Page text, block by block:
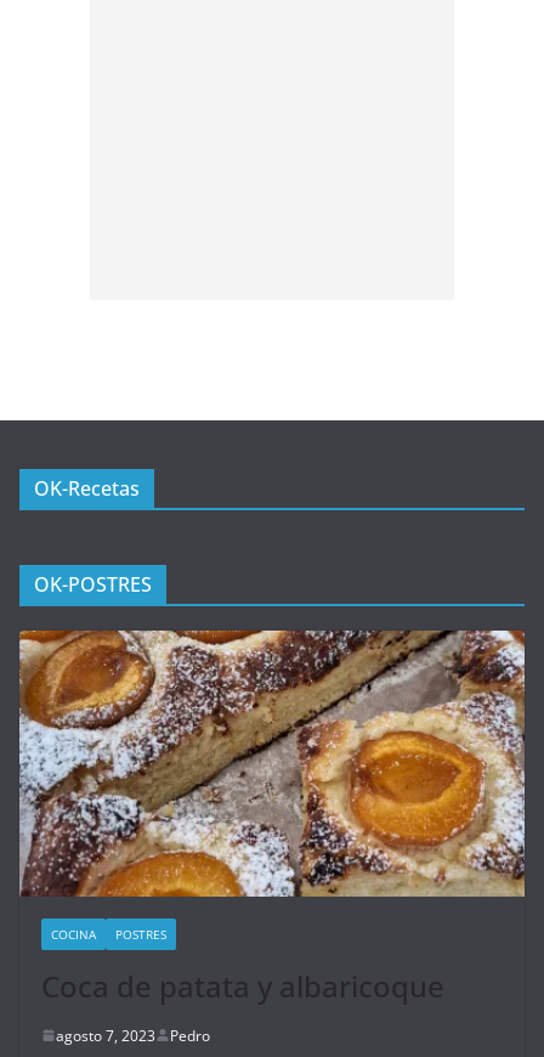
OK-Recetas
OK-POSTRES
COCINA POSTRES
Coca de patata y albaricoque
agosto 7, 2023 Pedro